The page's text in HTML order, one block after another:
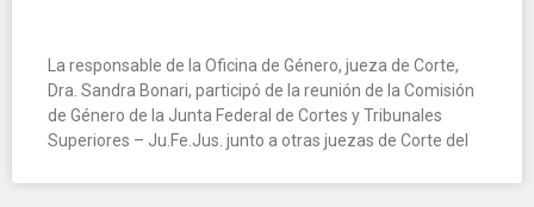
La responsable de la Oficina de Género, jueza de Corte,
Dra. Sandra Bonari, participó de la reunión de la Comisión
de Género de la Junta Federal de Cortes y Tribunales
Superiores – Ju.Fe.Jus. junto a otras juezas de Corte del